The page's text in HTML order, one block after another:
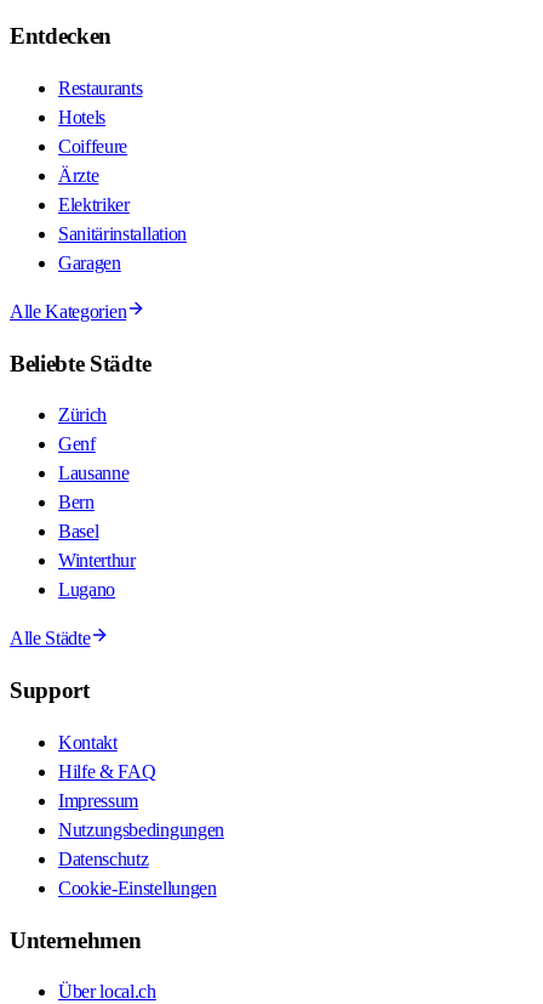
Entdecken
Restaurants
Hotels
Coiffeure
Ärzte
Elektriker
Sanitärinstallation
Garagen
Alle Kategorien
Beliebte Städte
Zürich
Genf
Lausanne
Bern
Basel
Winterthur
Lugano
Alle Städte
Support
Kontakt
Hilfe & FAQ
Impressum
Nutzungsbedingungen
Datenschutz
Cookie-Einstellungen
Unternehmen
Über local.ch